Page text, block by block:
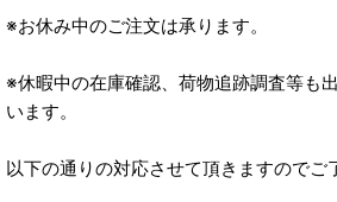
※お休み中のご注文は承ります。
※休暇中の在庫確認、荷物追跡調査等も
います。
以下の通りの対応させて頂きますのでご